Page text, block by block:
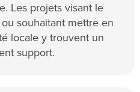
Les projets visant le
souhaitant mettre en
locale y trouvent un
support.